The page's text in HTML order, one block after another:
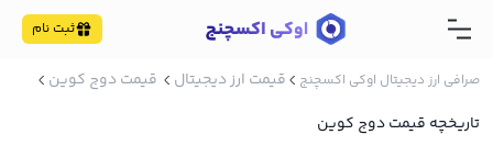
ثبت نام
صرافی ارز دیجیتال اوکی اکسچنج قیمت ارز دیجیتال
قیمت دوج کوین
تاریخچه قیمت دوج کوین